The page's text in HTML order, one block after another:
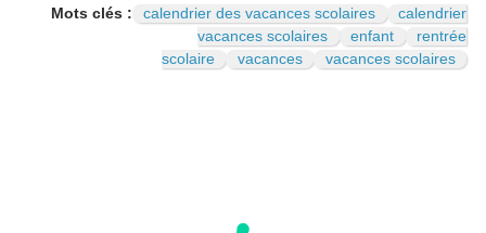
Mots clés : calendrier des vacances scolaires
calendrier
vacances scolaires
enfant
rentrée
scolaire
vacances vacances scolaires